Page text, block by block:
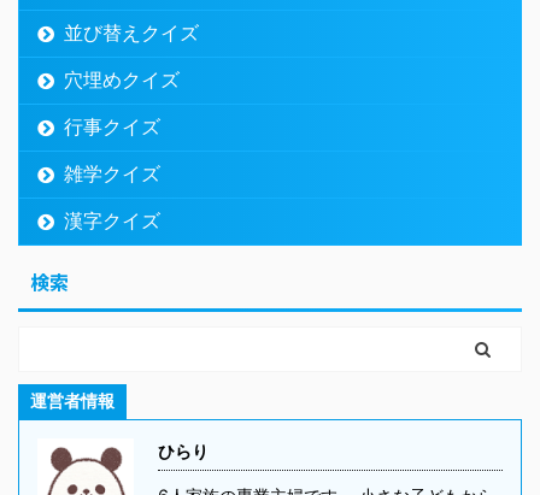
並び替えクイズ
穴埋めクイズ
行事クイズ
雑学クイズ
漢字クイズ
検索
運営者情報
ひらり